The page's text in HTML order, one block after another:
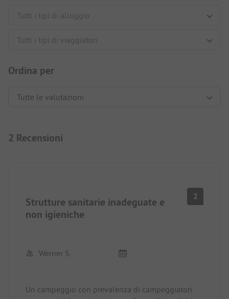
Ordina per
2 Recensioni
Strutture sanitarie inadeguate e
non igieniche
2
Werner S.
Un campeggio con prevalenza di campeggiatori